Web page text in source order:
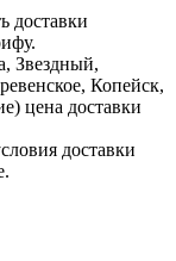
доставки
Звездный,
Копейск,
цена доставки
доставки